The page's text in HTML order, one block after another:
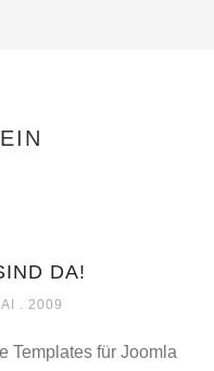
DA!
SIND DA!
. 2009
Templates für Joomla